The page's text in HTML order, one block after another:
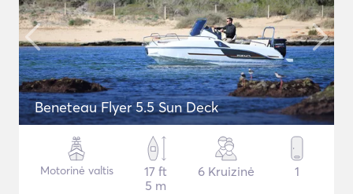
Beneteau Flyer 5.5 Sun Deck
Motorinė valtis
17 ft
5 m
6 Kruizinė 1